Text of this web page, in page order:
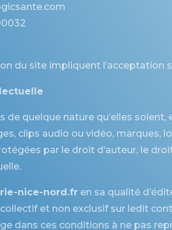
du site impliquent
de quelque nature qu’elles
clips audio ou vidéo, marques,
par le droit d’auteur, le
nice-nord.fr en sa qualité
collectif et non exclusif sur ledit
dans ces conditions à ne pas